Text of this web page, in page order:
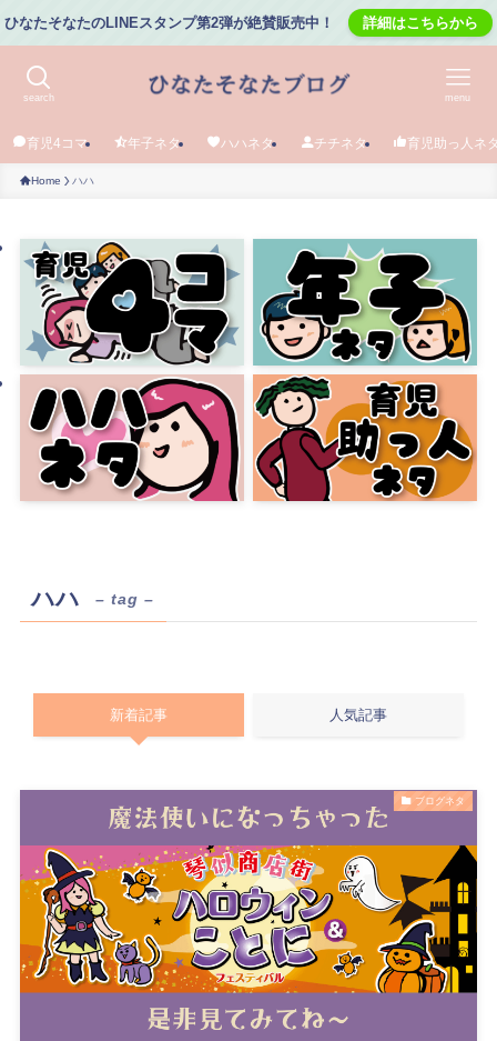
ひなたそなたのLINEスタンプ第2弾が絶賛販売中！ 詳細はこちらから
search menu
育児4コマ 年子ネタ ハハネタ チチネタ 育児助っ人ネ
Home ハハ
ハハ – tag –
新着記事 人気記事
ブログネタ